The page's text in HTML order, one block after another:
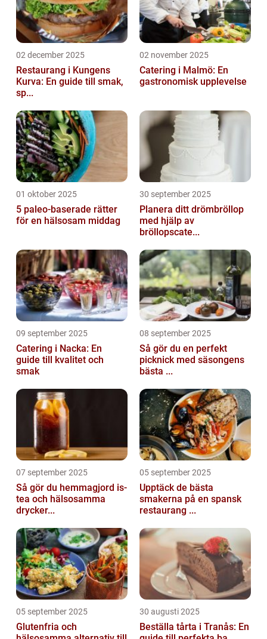
02 december 2025
Restaurang i Kungens
Kurva: En guide till smak,
sp...
02 november 2025
Catering i Malmö: En
gastronomisk upplevelse
01 oktober 2025
5 paleo-baserade rätter
för en hälsosam middag
30 september 2025
Planera ditt drömbröllop
med hjälp av
bröllopscate...
09 september 2025
Catering i Nacka: En
guide till kvalitet och
smak
08 september 2025
Så gör du en perfekt
picknick med säsongens
bästa ...
07 september 2025
Så gör du hemmagjord is-
tea och hälsosamma
drycker...
05 september 2025
Upptäck de bästa
smakerna på en spansk
restaurang ...
05 september 2025
Glutenfria och
30 augusti 2025
Beställa tårta i Tranås: En